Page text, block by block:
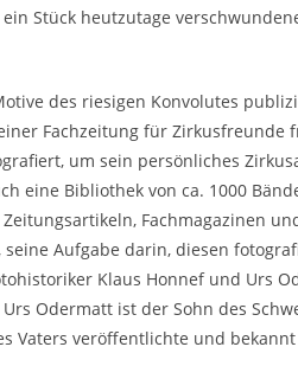
Stück heutzutage
des riesigen Konvolutes
Fachzeitung für Zirkusfreunde
um sein persönliches
eine Bibliothek von ca. 1000
Fachmagazinen
Aufgabe darin, diesen
Klaus Honnef und Urs
Odermatt ist der Sohn des
Vaters veröffentlichte und